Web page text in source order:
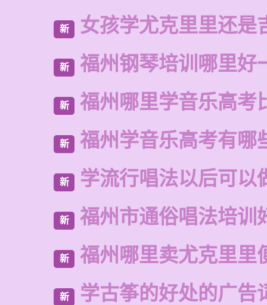
新 女孩学尤克里里还是
新 福州钢琴培训哪里好
新 福州哪里学音乐高考
新 福州学音乐高考有哪
新 学流行唱法以后可以
新 福州市通俗唱法培训
新 福州哪里卖尤克里里
新 学古筝的好处的广告